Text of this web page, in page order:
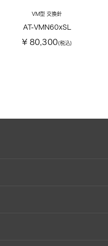
VM型 交換針
AT-VMN60xSL
¥ 80,300(税込)